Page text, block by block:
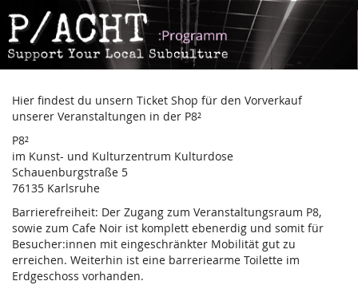
Zum
Haupt-
Inhalt
springen
P-
Acht
Hier findest du unsern Ticket Shop für den Vorverkauf
unserer Veranstaltungen in der P8²
P8²
im Kunst- und Kulturzentrum Kulturdose
Schauenburgstraße 5
76135 Karlsruhe
Barrierefreiheit: Der Zugang zum Veranstaltungsraum P8,
sowie zum Cafe Noir ist komplett ebenerdig und somit für
Besucher:innen mit eingeschränkter Mobilität gut zu
erreichen. Weiterhin ist eine barreriearme Toilette im
Erdgeschoss vorhanden.